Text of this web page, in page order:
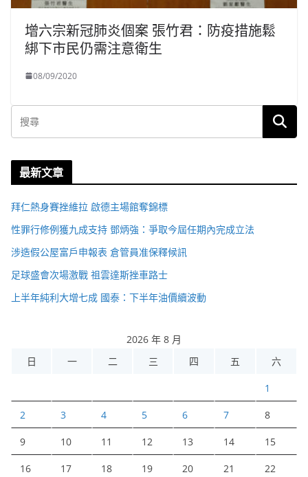
增六宗新冠肺炎個案 張竹君：防疫措施鬆
綁下市民仍需注意衛生
08/09/2020
最新文章
拜仁熱身賽挫維拉 啟德主場館奪錦標
性罪行修例獲九成支持 鄧炳強：爭取今屆任期內完成立法
涉造假公屋富戶申報表 倉管員准保釋候訊
足球盛會次場激戰 祖雲達斯挫車路士
上半年純利大增七成 國泰：下半年油價續波動
2026 年 8 月
日
一 二 三 四 五 六
1
2 3 4 5 6 7 8
9 10 11 12 13 14 15
16 17 18 19 20 21 22